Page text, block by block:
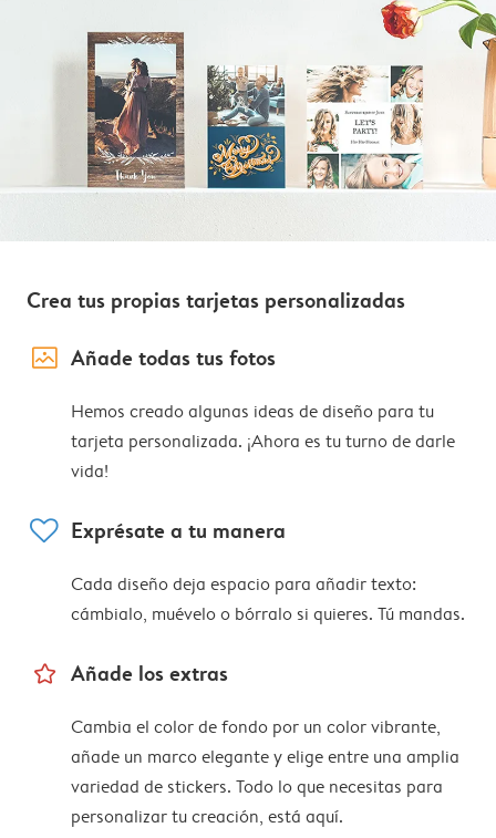
Crea tus propias tarjetas personalizadas
image_placeholder Añade todas tus fotos
Hemos creado algunas ideas de diseño para tu
tarjeta personalizada. ¡Ahora es tu turno de darle
vida!
heart Exprésate a tu manera
Cada diseño deja espacio para añadir texto:
cámbialo, muévelo o bórralo si quieres. Tú mandas.
star_outline Añade los extras
Cambia el color de fondo por un color vibrante,
añade un marco elegante y elige entre una amplia
variedad de stickers. Todo lo que necesitas para
personalizar tu creación, está aquí.